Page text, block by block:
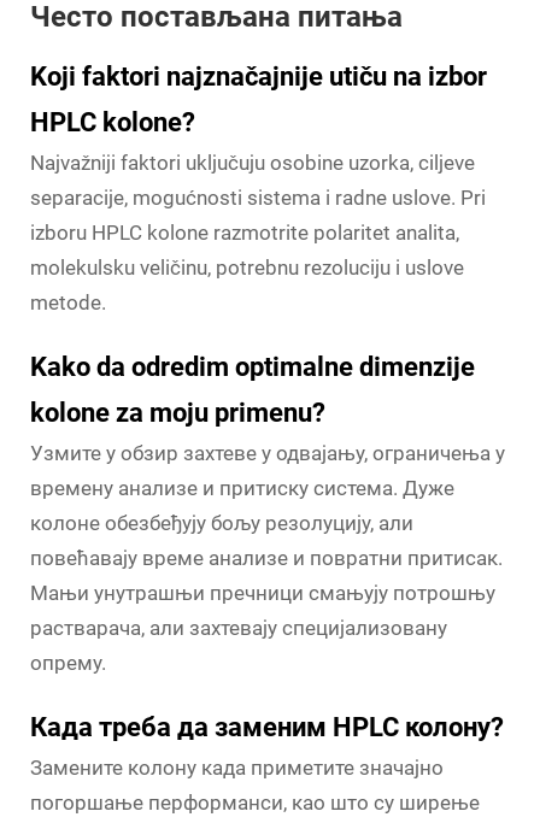
Често постављана питања
Koji faktori najznačajnije utiču na izbor
HPLC kolone?
Najvažniji faktori uključuju osobine uzorka, ciljeve
separacije, mogućnosti sistema i radne uslove. Pri
izboru HPLC kolone razmotrite polaritet analita,
molekulsku veličinu, potrebnu rezoluciju i uslove
metode.
Kako da odredim optimalne dimenzije
kolone za moju primenu?
Узмите у обзир захтеве у одвајању, ограничења у
времену анализе и притиску система. Дуже
колоне обезбеђују бољу резолуцију, али
повећавају време анализе и повратни притисак.
Мањи унутрашњи пречници смањују потрошњу
растварача, али захтевају специјализовану
опрему.
Када треба да заменим HPLC колону?
Замените колону када приметите значајно
погоршање перформанси, као што су ширење